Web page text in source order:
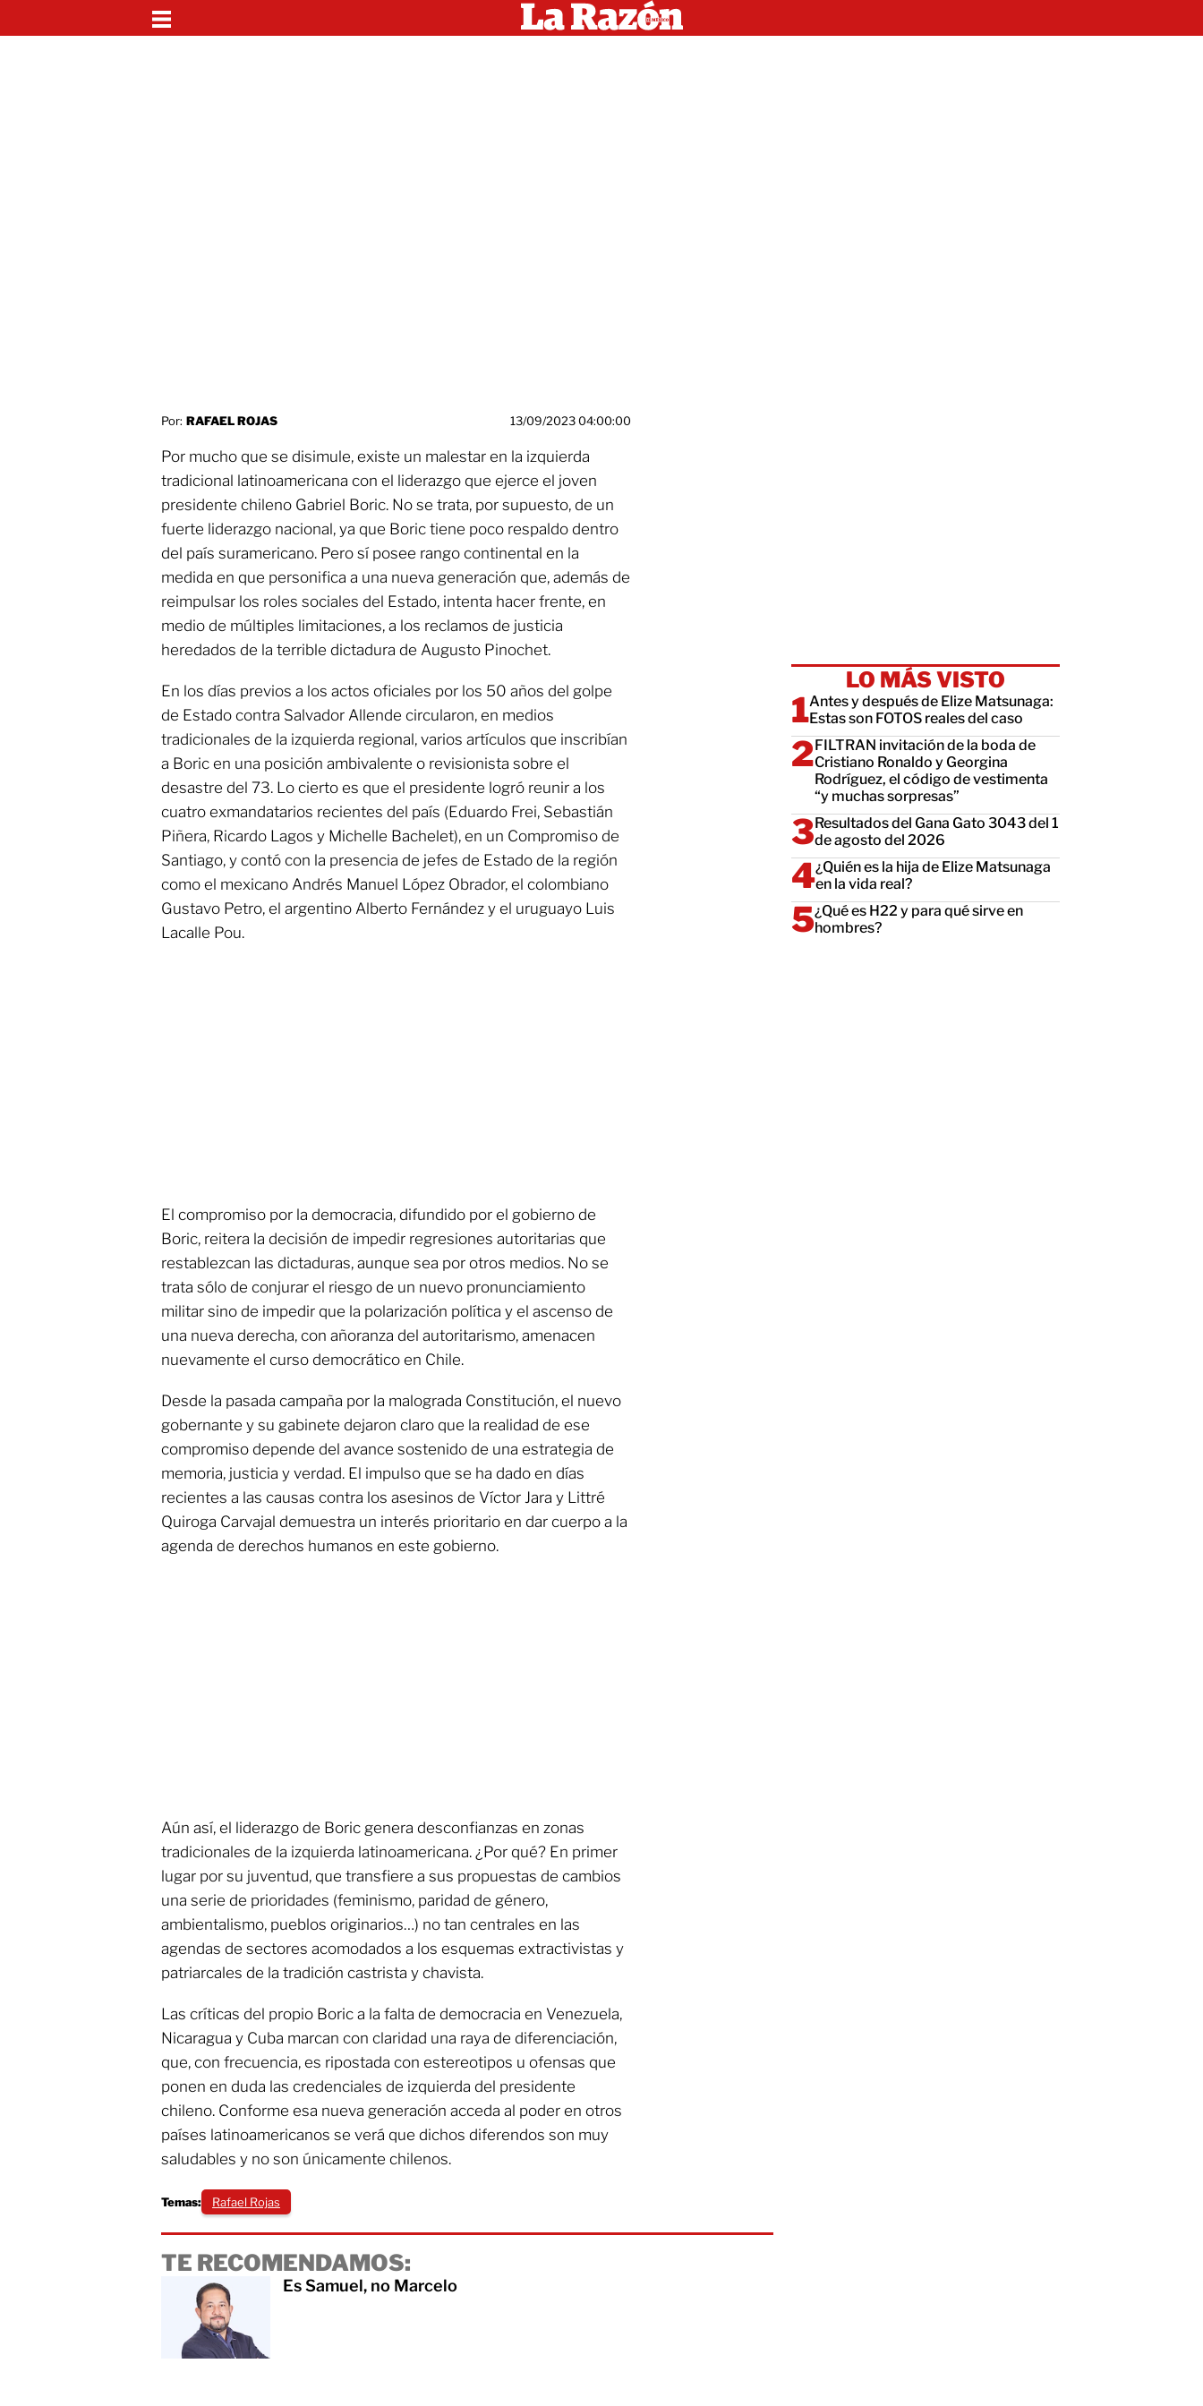
Por: RAFAEL ROJAS 13/09/2023 04:00:00
Por mucho que se disimule, existe un malestar en la izquierda
tradicional latinoamericana con el liderazgo que ejerce el joven
presidente chileno Gabriel Boric. No se trata, por supuesto, de un
fuerte liderazgo nacional, ya que Boric tiene poco respaldo dentro
del país suramericano. Pero sí posee rango continental en la
medida en que personifica a una nueva generación que, además de
reimpulsar los roles sociales del Estado, intenta hacer frente, en
medio de múltiples limitaciones, a los reclamos de justicia
heredados de la terrible dictadura de Augusto Pinochet.
En los días previos a los actos oficiales por los 50 años del golpe
de Estado contra Salvador Allende circularon, en medios
tradicionales de la izquierda regional, varios artículos que inscribían
a Boric en una posición ambivalente o revisionista sobre el
desastre del 73. Lo cierto es que el presidente logró reunir a los
cuatro exmandatarios recientes del país (Eduardo Frei, Sebastián
Piñera, Ricardo Lagos y Michelle Bachelet), en un Compromiso de
Santiago, y contó con la presencia de jefes de Estado de la región
como el mexicano Andrés Manuel López Obrador, el colombiano
Gustavo Petro, el argentino Alberto Fernández y el uruguayo Luis
Lacalle Pou.
El compromiso por la democracia, difundido por el gobierno de
Boric, reitera la decisión de impedir regresiones autoritarias que
restablezcan las dictaduras, aunque sea por otros medios. No se
trata sólo de conjurar el riesgo de un nuevo pronunciamiento
militar sino de impedir que la polarización política y el ascenso de
una nueva derecha, con añoranza del autoritarismo, amenacen
nuevamente el curso democrático en Chile.
Desde la pasada campaña por la malograda Constitución, el nuevo
gobernante y su gabinete dejaron claro que la realidad de ese
compromiso depende del avance sostenido de una estrategia de
memoria, justicia y verdad. El impulso que se ha dado en días
recientes a las causas contra los asesinos de Víctor Jara y Littré
Quiroga Carvajal demuestra un interés prioritario en dar cuerpo a la
agenda de derechos humanos en este gobierno.
Aún así, el liderazgo de Boric genera desconfianzas en zonas
tradicionales de la izquierda latinoamericana. ¿Por qué? En primer
lugar por su juventud, que transfiere a sus propuestas de cambios
una serie de prioridades (feminismo, paridad de género,
ambientalismo, pueblos originarios…) no tan centrales en las
agendas de sectores acomodados a los esquemas extractivistas y
patriarcales de la tradición castrista y chavista.
Las críticas del propio Boric a la falta de democracia en Venezuela,
Nicaragua y Cuba marcan con claridad una raya de diferenciación,
que, con frecuencia, es ripostada con estereotipos u ofensas que
ponen en duda las credenciales de izquierda del presidente
chileno. Conforme esa nueva generación acceda al poder en otros
países latinoamericanos se verá que dichos diferendos son muy
saludables y no son únicamente chilenos.
Temas: Rafael Rojas
TE RECOMENDAMOS:
Es Samuel, no Marcelo
LO MÁS VISTO
Antes y después de Elize Matsunaga:
Estas son FOTOS reales del caso
FILTRAN invitación de la boda de
Cristiano Ronaldo y Georgina
Rodríguez, el código de vestimenta
“y muchas sorpresas”
Resultados del Gana Gato 3043 del 1
de agosto del 2026
¿Quién es la hija de Elize Matsunaga
en la vida real?
¿Qué es H22 y para qué sirve en
hombres?